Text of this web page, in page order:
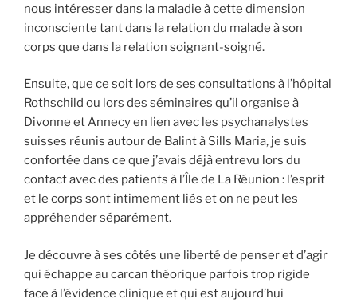
nous intéresser dans la maladie à cette dimension
inconsciente tant dans la relation du malade à son
corps que dans la relation soignant-soigné.
Ensuite, que ce soit lors de ses consultations à l’hôpital
Rothschild ou lors des séminaires qu’il organise à
Divonne et Annecy en lien avec les psychanalystes
suisses réunis autour de Balint à Sills Maria, je suis
confortée dans ce que j’avais déjà entrevu lors du
contact avec des patients à l’Île de La Réunion : l’esprit
et le corps sont intimement liés et on ne peut les
appréhender séparément.
Je découvre à ses côtés une liberté de penser et d’agir
qui échappe au carcan théorique parfois trop rigide
face à l’évidence clinique et qui est aujourd’hui